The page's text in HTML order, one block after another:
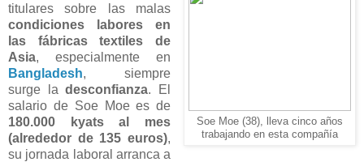
Soe Moe (38), lleva cinco años
trabajando en esta compañía
titulares sobre las malas
condiciones labores en
las fábricas textiles de
Asia, especialmente en
Bangladesh, siempre
surge ladesconfianza. El
salario de Soe Moe es de
180.000 kyats al mes
(alrededor de 135 euros),
su jornada laboral arranca a